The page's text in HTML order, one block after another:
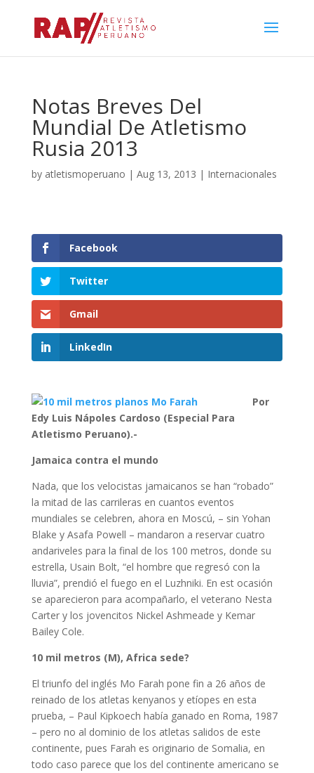
Notas Breves Del
Mundial De Atletismo
Rusia 2013
by atletismoperuano | Aug 13, 2013 | Internacionales
Facebook
Twitter
Gmail
LinkedIn
Por
Edy Luis Nápoles Cardoso (Especial Para
Atletismo Peruano).-
Jamaica contra el mundo
Nada, que los velocistas jamaicanos se han “robado”
la mitad de las carrileras en cuantos eventos
mundiales se celebren, ahora en Moscú, – sin Yohan
Blake y Asafa Powell – mandaron a reservar cuatro
andariveles para la final de los 100 metros, donde su
estrella, Usain Bolt, “el hombre que regresó con la
lluvia”, prendió el fuego en el Luzhniki. En est ocasión
se aparecieron para acompañarlo, el veterano Nesta
Carter y los jovencitos Nickel Ashmeade y Kemar
Bailey Cole.
10 mil metros (M), Africa sede?
El triunfo del inglés Mo Farah pone fin a 26 años de
reinado de los atletas kenyanos y etíopes en esta
prueba, – Paul Kipkoech había ganado en Roma, 1987
– pero no al dominio de los atletas salidos de este
continente, pues Farah es originario de Somalia, en
todo caso parece que los del continente americano se